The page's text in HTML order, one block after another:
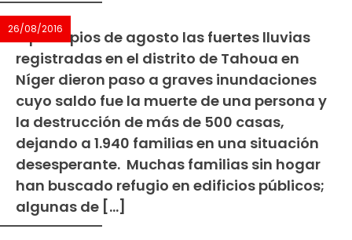
26/08/2016
A principios de agosto las fuertes lluvias
registradas en el distrito de Tahoua en
Níger dieron paso a graves inundaciones
cuyo saldo fue la muerte de una persona y
la destrucción de más de 500 casas,
dejando a 1.940 familias en una situación
desesperante. Muchas familias sin hogar
han buscado refugio en edificios públicos;
algunas de […]